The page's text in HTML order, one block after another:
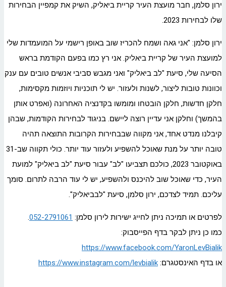
ירון סלמן, חבר מועצת העיר קריית ביאליק, השיק את קמפיין הבחירות
שלו לבחירות 2023.
ירון סלמן: "אני גאה ושמח להכריז שוב באופן רישמי על המועמדות שלי
למועצת העיר של קריית ביאליק. אני רץ כמו בפעם הקודמת בראש
הסיעה שלי, סיעת "לב ביאליק" ואני מגבש סביבי אנשים טובים עם ענק
וכוונות טובות ליצור, לשנות ולעזור. יש לי תוכניות ויוזמות מקסימות,
חלקן חדשות, חלקן הובטחו ומומשו בקדנציה האחרונה (ואפרט אותן
בהמשך) וחלקן אני עדיין רוצה ליישם. בניגוד לבחירות הקודמות, שבהן
קיבלנו מנדט אחד, אני מקווה שבבחירות הקרובות התוצאה תהיה
טובה יותר על מנת שאוכל להשפיע ולעזור עוד יותר. כולי תקווה שב-31
באוקטובר 2023, כולכם תצביעו "לב" עבור סיעת "לב ביאליק" למועת
העיר, כדי שאוכל שוב להיכנס ולהשפיע, יש לי עוד הרבה לתרום. סומך
עליכם. תמיד לצדכם, ירון סלמן, סיעת "לבביאליק".
לפרטים או תמיכה ניתן לחייג ישירות לירון סלמן: 052-2791061
.
כמו כן ניתן לבקר בדף הפייסבוק:
https://www.facebook.com/YaronLevBialik
או בדף האינסטגרם: https://www.instagram.com/levbialik